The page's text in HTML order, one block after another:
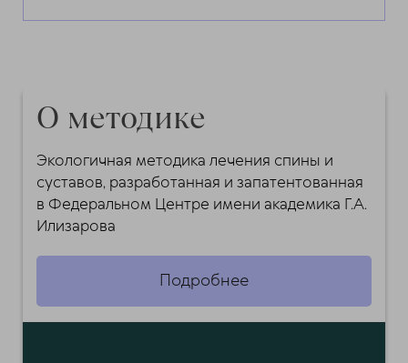
О методике
Экологичная методика лечения спины и
суставов, разработанная и запатентованная
в Федеральном Центре имени академика Г.А.
Илизарова
Подробнее